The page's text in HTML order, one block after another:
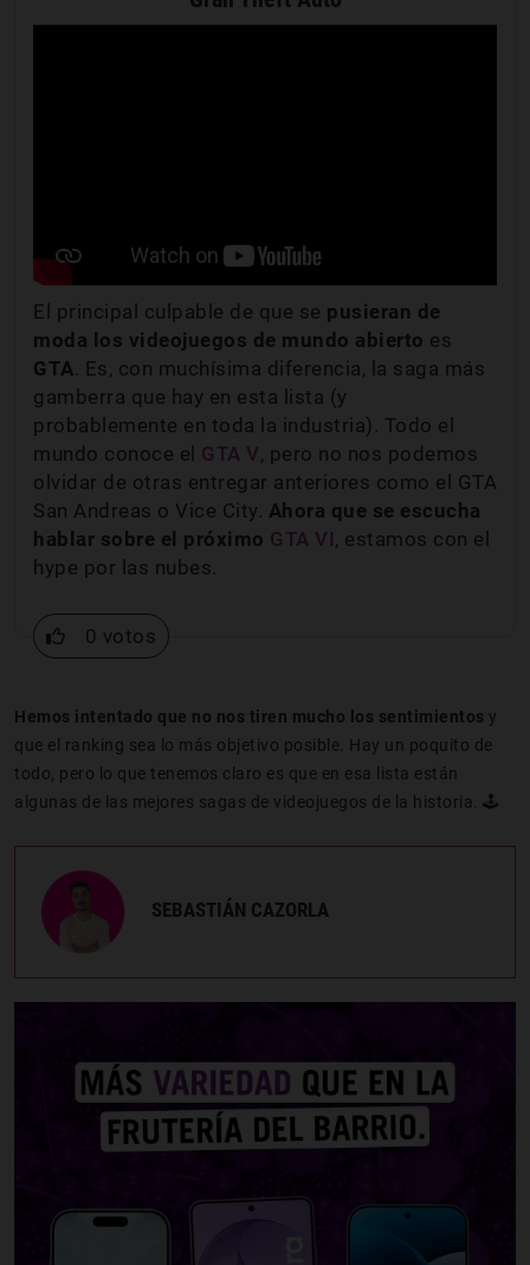
El principal culpable de que se pusieran de
moda los videojuegos de mundo abierto es
GTA. Es, con muchísima diferencia, la saga más
gamberra que hay en esta lista (y
probablemente en toda la industria). Todo el
mundo conoce el GTA V, pero no nos podemos
olvidar de otras entregar anteriores como el GTA
San Andreas o Vice City. Ahora que se escucha
hablar sobre el próximo GTA VI, estamos con el
hype por las nubes.
0 votos
Hemos intentado que no nos tiren mucho los sentimientos y
que el ranking sea lo más objetivo posible. Hay un poquito de
todo, pero lo que tenemos claro es que en esa lista están
algunas de las mejores sagas de videojuegos de la historia. 🕹️
SEBASTIÁN CAZORLA